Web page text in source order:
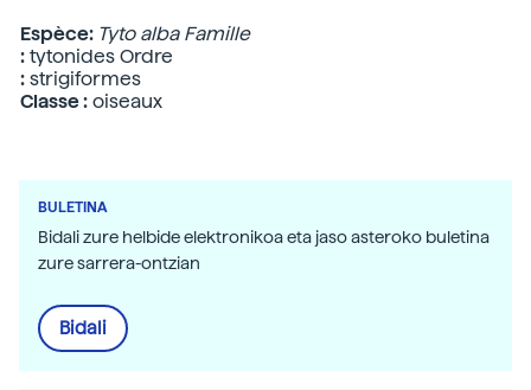
Espèce: Tyto alba Famille
: tytonides Ordre
: strigiformes
Classe : oiseaux
BULETINA
Bidali zure helbide elektronikoa eta jaso asteroko buletina
zure sarrera-ontzian
Bidali